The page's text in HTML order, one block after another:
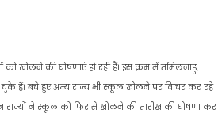
खोलने की घोषणाएं हो रही हैं। इस क्रम में तमिलनाडु,
हैं। बचे हुए अन्य राज्य भी स्कूल खोलने पर विाचर कर रहे
राज्यों ने स्कूल को फिर से खोलने की तारीख की घोषणा कर